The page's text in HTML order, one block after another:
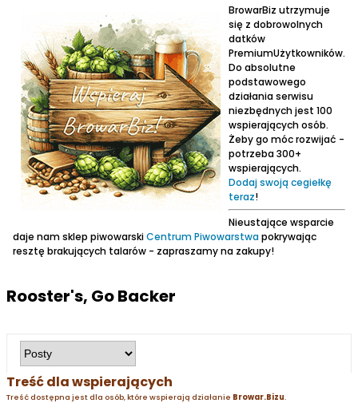
BrowarBiz utrzymuje
się z dobrowolnych
datków
PremiumUżytkowników.
Do absolutne
podstawowego
działania serwisu
niezbędnych jest 100
wspierających osób.
Żeby go móc rozwijać -
potrzeba 300+
wspierających.
Dodaj swoją cegiełkę
teraz!
Nieustające wsparcie
daje nam sklep piwowarskiCentrum Piwowarstwapokrywając
resztę brakujących talarów - zapraszamy na zakupy!
Rooster's, Go Backer
Treść dla wspierających
Treść dostępna jest dla osób, które wspierają działanie Browar.Bizu.